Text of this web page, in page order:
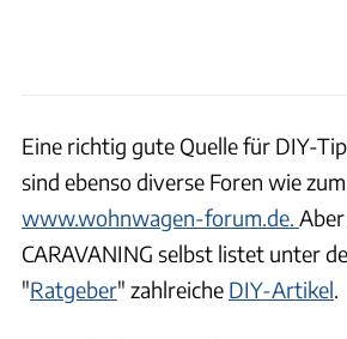
Eine richtig gute Quelle für DIY-
sind ebenso diverse Foren wie
www.wohnwagen-forum.de.
CARAVANING selbst listet unter
"Ratgeber" zahlreiche DIY-Artikel.